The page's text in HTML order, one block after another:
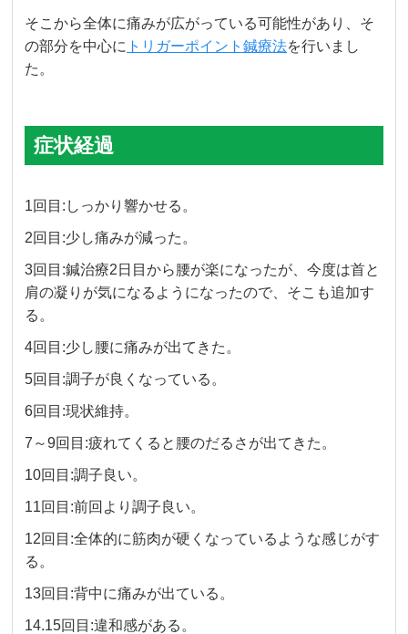
そこから全体に痛みが広がっている可能性があり、そ
の部分を中心に トリガーポイント鍼療法を行いまし
た。
症状経過
1回目:しっかり響かせる。
2回目:少し痛みが減った。
3回目:鍼治療2日目から腰が楽になったが、今度は首と
肩の凝りが気になるようになったので、そこも追加す
る。
4回目:少し腰に痛みが出てきた。
5回目:調子が良くなっている。
6回目:現状維持。
7～9回目:疲れてくると腰のだるさが出てきた。
10回目:調子良い。
11回目:前回より調子良い。
12回目:全体的に筋肉が硬くなっているような感じがす
る。
13回目:背中に痛みが出ている。
14.15回目:違和感がある。